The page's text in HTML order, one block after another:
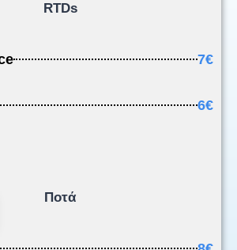
RTDs
7€
6€
Ποτά